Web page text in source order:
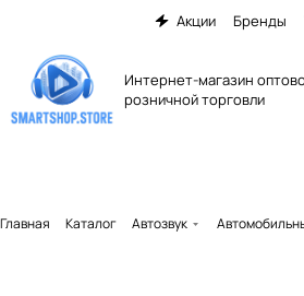
Акции Бренды
Интернет-магазин
розничной торговли
Главная Каталог Автозвук